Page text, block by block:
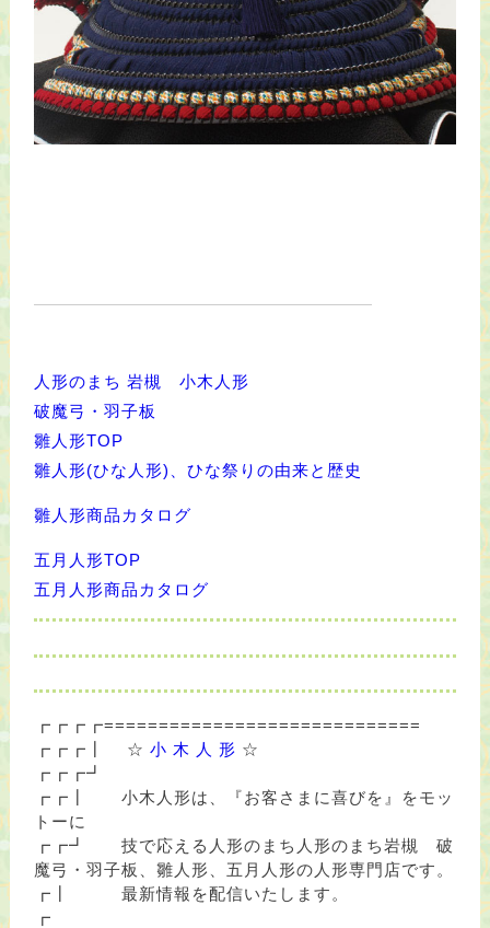
人形のまち 岩槻 小木人形
破魔弓・羽子板
雛人形TOP
雛人形(ひな人形)、ひな祭りの由来と歴史
雛人形商品カタログ
五月人形TOP
五月人形商品カタログ
┏┏┏┏=============================
┏┏┏┃ ☆ 小 木 人 形 ☆
┏┏┏┛
┏┏┃ 小木人形は、『お客さまに喜びを』をモッ
トーに
┏┏┛ 技で応える人形のまち人形のまち岩槻 破
魔弓・羽子板、雛人形、五月人形の人形専門店です。
┏┃ 最新情報を配信いたします。
┏